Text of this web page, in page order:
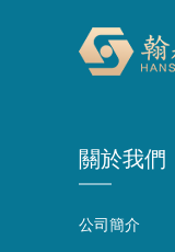
關於我們
公司簡介